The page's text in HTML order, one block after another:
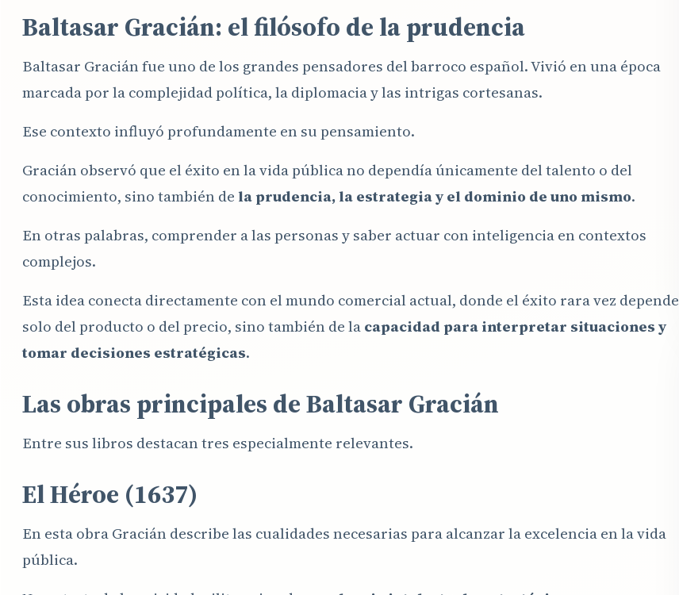
Baltasar Gracián: el filósofo de la prudencia
Baltasar Gracián fue uno de los grandes pensadores del barroco español. Vivió en una época
marcada por la complejidad política, la diplomacia y las intrigas cortesanas.
Ese contexto influyó profundamente en su pensamiento.
Gracián observó que el éxito en la vida pública no dependía únicamente del talento o del
conocimiento, sino también de la prudencia, la estrategia y el dominio de uno mismo.
En otras palabras, comprender a las personas y saber actuar con inteligencia en contextos
complejos.
Esta idea conecta directamente con el mundo comercial actual, donde el éxito rara vez depende
solo del producto o del precio, sino también de la capacidad para interpretar situaciones y
tomar decisiones estratégicas.
Las obras principales de Baltasar Gracián
Entre sus libros destacan tres especialmente relevantes.
El Héroe (1637)
En esta obra Gracián describe las cualidades necesarias para alcanzar la excelencia en la vida
pública.